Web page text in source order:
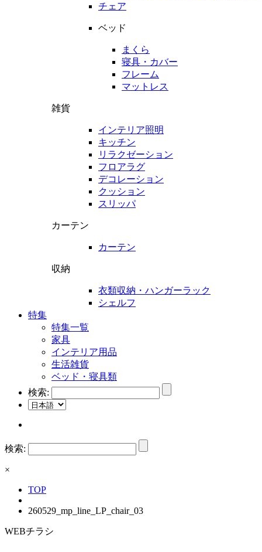
チェア
ベッド
まくら
寝具・カバー
フレーム
マットレス
雑貨
インテリア照明
キッチン
リラクゼーション
フロアラグ
デコレーション
クッション
スリッパ
カーテン
カーテン
収納
衣類収納・ハンガーラック
シェルフ
特集
特集一覧
家具
インテリア用品
生活雑貨
ベッド・寝具類
検索:
検索:
×
TOP
260529_mp_line_LP_chair_03
WEBチラシ